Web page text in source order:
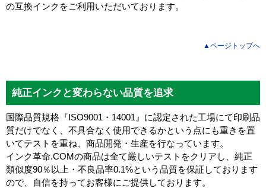
の互換インクをご利用いただいております。
▲ページトップへ
純正インクと変わらない品質を追求
国際品質規格『ISO9001・14001』に認定された工場にて印刷品
質だけでなく、不具合なく使用できるかという点にも重きを置
いてテストを重ね、商品開発・生産を行なっています。
インク革命.COMの商品は全て厳しいテストをクリアし、 純正
類似度90％以上・不良品率0.1%という品質を保証しております
ので、自信を持ってお客様にご提供しております。